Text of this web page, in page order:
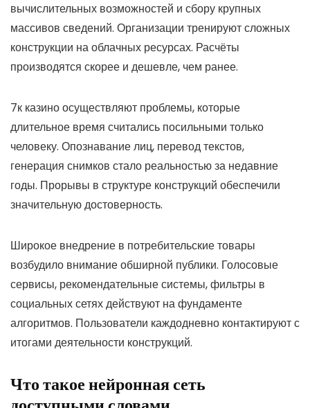
вычислительных возможностей и сбору крупных
массивов сведений. Организации тренируют сложных
конструкции на облачных ресурсах. Расчёты
производятся скорее и дешевле, чем ранее.
7к казино осуществляют проблемы, которые
длительное время считались посильными только
человеку. Опознавание лиц, перевод текстов,
генерация снимков стало реальностью за недавние
годы. Прорывы в структуре конструкций обеспечили
значительную достоверность.
Широкое внедрение в потребительские товары
возбудило внимание обширной публики. Голосовые
сервисы, рекомендательные системы, фильтры в
социальных сетях действуют на фундаменте
алгоритмов. Пользователи каждодневно контактируют с
итогами деятельности конструкций.
Что такое нейронная сеть